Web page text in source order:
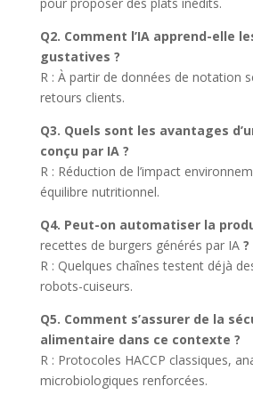
Q2. Comment l’IA apprend-elle
gustatives ?
R : À partir de données de notation
retours clients.
Q3. Quels sont les avantages
conçu par IA ?
R : Réduction de l’impact
équilibre nutritionnel.
Q4. Peut-on automatiser la
recettes de burgers générés par IA?
R : Quelques chaînes testent déjà
robots-cuiseurs.
Q5. Comment s’assurer de la
alimentaire dans ce contexte ?
R : Protocoles HACCP classiques,
microbiologiques renforcées.